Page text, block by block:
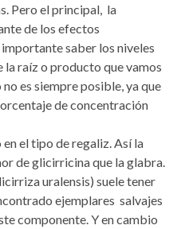
Pero el principal, la
de los efectos
saber los niveles
la raíz o producto que vamos
es siempre posible, ya que
de concentración
el tipo de regaliz. Así la
de glicirricina que la glabra.
uralensis) suele tener
ejemplares salvajes
componente. Y en cambio